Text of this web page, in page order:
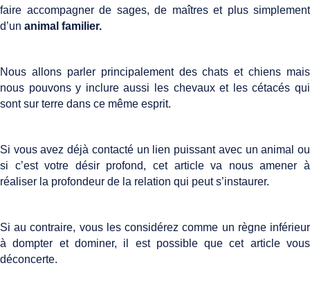
faire accompagner de sages, de maîtres et plus simplement
d’un animal familier.
Nous allons parler principalement des chats et chiens mais
nous pouvons y inclure aussi les chevaux et les cétacés qui
sont sur terre dans ce même esprit.
Si vous avez déjà contacté un lien puissant avec un animal ou
si c’est votre désir profond, cet article va nous amener à
réaliser la profondeur de la relation qui peut s’instaurer.
Si au contraire, vous les considérez comme un règne inférieur
à dompter et dominer, il est possible que cet article vous
déconcerte.